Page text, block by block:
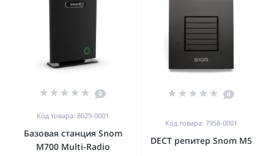
0
Код товара: 8029-0001
Базовая станция Snom
M700 Multi-Radio
0
Код товара: 7958-0001
DECT репитер Snom M5